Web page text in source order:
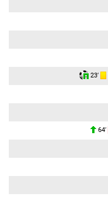
23′
64′